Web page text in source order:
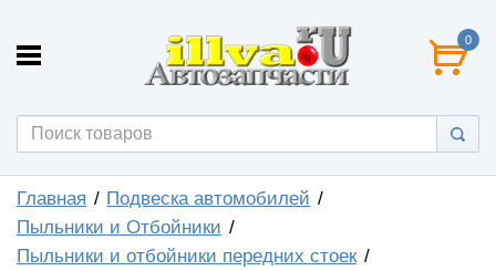
0
Главная
Подвеска автомобилей
Пыльники и Отбойники
Пыльники и отбойники передних стоек